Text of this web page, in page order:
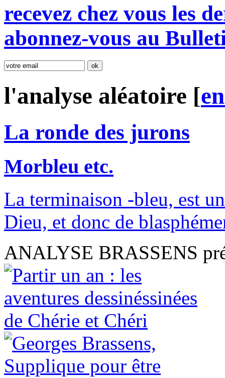
recevez chez vous les
abonnez-vous au
l'analyse aléatoire [
La ronde des jurons
Morbleu etc.
La terminaison -bleu, est
Dieu, et donc de
ANALYSE BRASSENS